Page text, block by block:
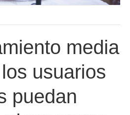
media
usuarios
puedan